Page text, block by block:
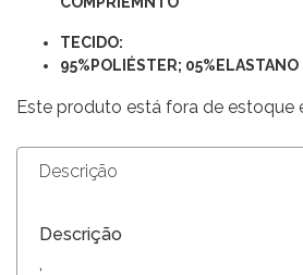
TECIDO:
95%POLIÉSTER; 05%ELASTANO
Este produto está fora de estoque
Descrição
Descrição
,